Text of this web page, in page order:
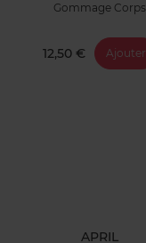
Gommage Corps
12,50 € Ajouter
APRIL